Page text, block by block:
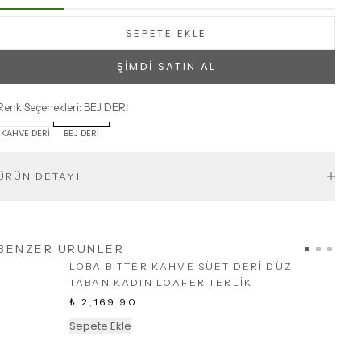
SEPETE EKLE
ŞİMDİ SATIN AL
Seçenekleri: BEJ DERİ
KAHVE DERİ
BEJ DERİ
DETAYI
ÜRÜNLER
LOBA BİTTER KAHVE SÜET DERİ DÜZ
TABAN KADIN LOAFER TERLİK
₺ 2,169.90
Sepete Ekle